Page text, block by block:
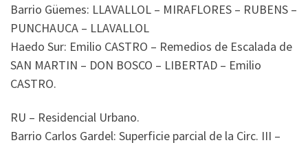
Barrio Güemes: LLAVALLOL – MIRAFLORES – RUBENS –
PUNCHAUCA – LLAVALLOL
Haedo Sur: Emilio CASTRO – Remedios de Escalada de
SAN MARTIN – DON BOSCO – LIBERTAD – Emilio
CASTRO.
RU – Residencial Urbano.
Barrio Carlos Gardel: Superficie parcial de la Circ. III –